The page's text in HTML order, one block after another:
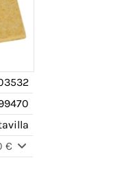
€